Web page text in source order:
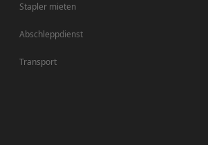
Stapler mieten
Abschleppdienst
Transport